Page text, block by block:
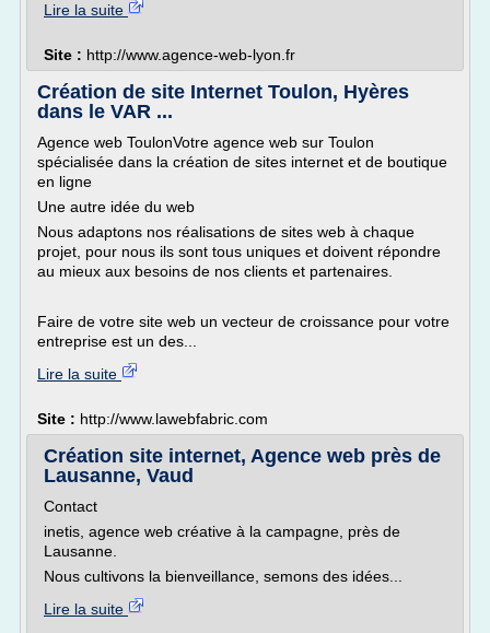
Lire la suite
Site : http://www.agence-web-lyon.fr
Création de site Internet Toulon, Hyères
dans le VAR ...
Agence web ToulonVotre agence web sur Toulon
spécialisée dans la création de sites internet et de boutique
en ligne
Une autre idée du web
Nous adaptons nos réalisations de sites web à chaque
projet, pour nous ils sont tous uniques et doivent répondre
au mieux aux besoins de nos clients et partenaires.
Faire de votre site web un vecteur de croissance pour votre
entreprise est un des...
Lire la suite
Site : http://www.lawebfabric.com
Création site internet, Agence web près de
Lausanne, Vaud
Contact
inetis, agence web créative à la campagne, près de
Lausanne.
Nous cultivons la bienveillance, semons des idées...
Lire la suite